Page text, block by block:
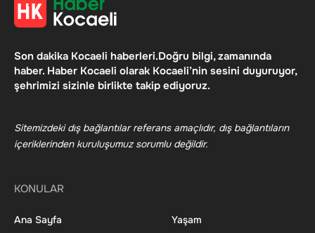
Son dakika Kocaeli haberleri.Doğru bilgi, zamanında
haber. Haber Kocaeli olarak Kocaeli’nin sesini duyuruyor,
şehrimizi sizinle birlikte takip ediyoruz.
Sitemizdeki dış bağlantılar referans amaçlıdır, dış bağlantıların
içeriklerinden kuruluşumuz sorumlu değildir.
KONULAR
Ana Sayfa
Yaşam